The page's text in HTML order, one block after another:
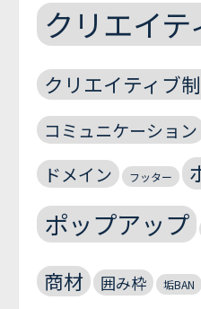
クリエイテ
クリエイティブ
コミュニケーション
ドメイン フッター
ポップアップ
商材 囲み枠 垢BAN